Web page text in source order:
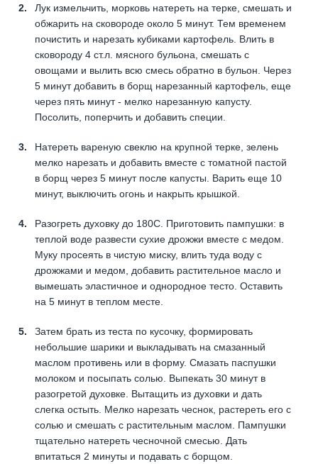
Лук измельчить, морковь натереть на терке, смешать и
обжарить на сковороде около 5 минут. Тем временем
почистить и нарезать кубиками картофель. Влить в
сковороду 4 ст.л. мясного бульона, смешать с
овощами и вылить всю смесь обратно в бульон. Через
5 минут добавить в борщ нарезанный картофель, еще
через пять минут - мелко нарезанную капусту.
Посолить, поперчить и добавить специи.
Натереть вареную свеклю на крупной терке, зелень
мелко нарезать и добавить вместе с томатной пастой
в борщ через 5 минут после капусты. Варить еще 10
минут, выключить огонь и накрыть крышкой.
Разогреть духовку до 180С. Приготовить пампушки: в
теплой воде развести сухие дрожжи вместе с медом.
Муку просеять в чистую миску, влить туда воду с
дрожжами и медом, добавить растительное масло и
вымешать эластичное и однородное тесто. Оставить
на 5 минут в теплом месте.
Затем брать из теста по кусочку, формировать
небольшие шарики и выкладывать на смазанный
маслом противень или в форму. Смазать паспушки
молоком и посыпать солью. Выпекать 30 минут в
разогретой духовке. Вытащить из духовки и дать
слегка остыть. Мелко нарезать чеснок, растереть его с
солью и смешать с растительным маслом. Пампушки
тщательно натереть чесночной смесью. Дать
впитаться 2 минуты и подавать с борщом.